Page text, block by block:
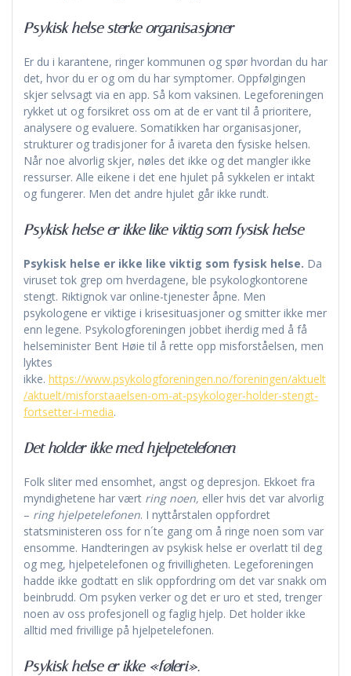
Psykisk helse sterke organisasjoner
Er du i karantene, ringer kommunen og spør hvordan du har
det, hvor du er og om du har symptomer. Oppfølgingen
skjer selvsagt via en app. Så kom vaksinen. Legeforeningen
rykket ut og forsikret oss om at de er vant til å prioritere,
analysere og evaluere. Somatikken har organisasjoner,
strukturer og tradisjoner for å ivareta den fysiske helsen.
Når noe alvorlig skjer, nøles det ikke og det mangler ikke
ressurser. Alle eikene i det ene hjulet på sykkelen er intakt
og fungerer. Men det andre hjulet går ikke rundt.
Psykisk helse er ikke like viktig som fysisk helse
Psykisk helse er ikke like viktig som fysisk helse. Da
viruset tok grep om hverdagene, ble psykologkontorene
stengt. Riktignok var online-tjenester åpne. Men
psykologene er viktige i krisesituasjoner og smitter ikke mer
enn legene. Psykologforeningen jobbet iherdig med å få
helseminister Bent Høie til å rette opp misforståelsen, men
lyktes
ikke. https://www.psykologforeningen.no/foreningen/aktuelt
/aktuelt/misforstaaelsen-om-at-psykologer-holder-stengt-
fortsetter-i-media.
Det holder ikke med hjelpetelefonen
Folk sliter med ensomhet, angst og depresjon. Ekkoet fra
myndighetene har vært ring noen, eller hvis det var alvorlig
– ring hjelpetelefonen. I nyttårstalen oppfordret
statsministeren oss for n´te gang om å ringe noen som var
ensomme. Handteringen av psykisk helse er overlatt til deg
og meg, hjelpetelefonen og frivilligheten. Legeforeningen
hadde ikke godtatt en slik oppfordring om det var snakk om
beinbrudd. Om psyken verker og det er uro et sted, trenger
noen av oss profesjonell og faglig hjelp. Det holder ikke
alltid med frivillige på hjelpetelefonen.
Psykisk helse er ikke «føleri».